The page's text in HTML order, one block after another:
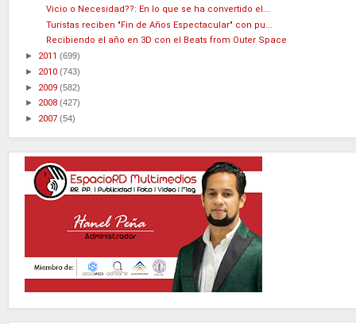
Vicio o Necesidad??: En lo que se ha convertido el...
Turistas reciben "Fin de Años Espectacular" con pu...
Recibiendo el año en 3D con el Beats from Outer Space
► 2011 (699)
► 2010 (743)
► 2009 (582)
► 2008 (427)
► 2007 (54)